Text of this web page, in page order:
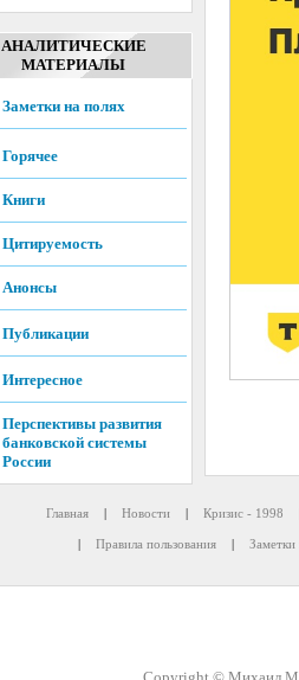
АНАЛИТИЧЕСКИЕ
МАТЕРИАЛЫ
Заметки на полях
Горячее
Книги
Цитируемость
Анонсы
Публикации
Интересное
Перспективы развития
банковской системы
России
Главная | Новости | Кризис - 1998
| Правила пользования | Заметки